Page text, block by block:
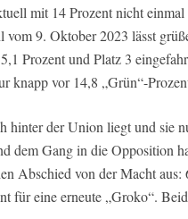
mit 14 Prozent nicht
9. Oktober 2023 lässt
Prozent und Platz 3
knapp vor 14,8 „Grün“-
hinter der Union liegt und sie
dem Gang in die Opposition
Abschied von der Macht aus:
für eine erneute „Groko“.